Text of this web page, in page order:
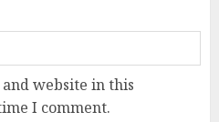
website in this
I comment.